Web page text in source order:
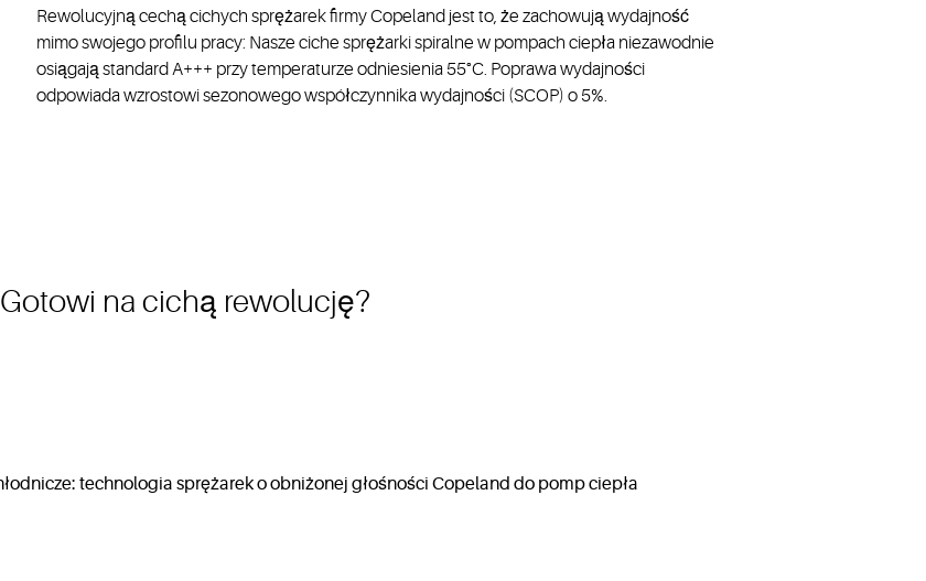
Rewolucyjną cechą cichych sprężarek firmy Copeland jest to, że zachowują wydajność
mimo swojego profilu pracy: Nasze ciche sprężarki spiralne w pompach ciepła niezawodnie
osiągają standard A+++ przy temperaturze odniesienia 55°C. Poprawa wydajności
odpowiada wzrostowi sezonowego współczynnika wydajności (SCOP) o 5%.
Gotowi na cichą rewolucję?